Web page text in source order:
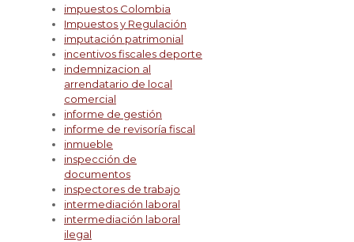
impuestos Colombia
Impuestos y Regulación
imputación patrimonial
incentivos fiscales deporte
indemnizacion al
arrendatario de local
comercial
informe de gestión
informe de revisoría fiscal
inmueble
inspección de
documentos
inspectores de trabajo
intermediación laboral
intermediación laboral
ilegal